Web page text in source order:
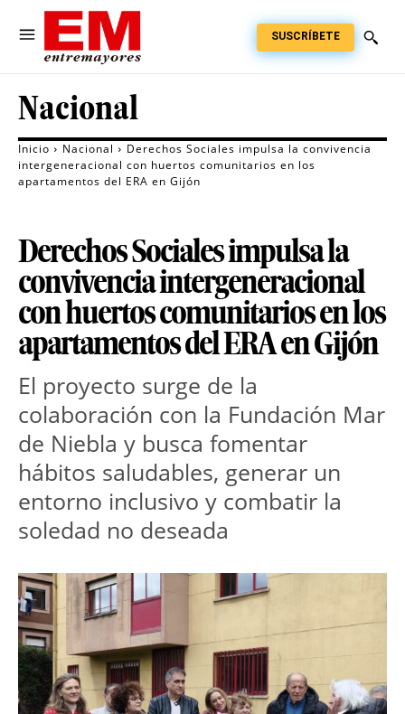
SUSCRÍBETE
Nacional
Inicio Nacional
Derechos Sociales impulsa la convivencia
intergeneracional con huertos comunitarios en los
apartamentos del ERA en Gijón
Derechos Sociales impulsa la
convivencia intergeneracional
con huertos comunitarios en los
apartamentos del ERA en Gijón
El proyecto surge de la
colaboración con la Fundación Mar
de Niebla y busca fomentar
hábitos saludables, generar un
entorno inclusivo y combatir la
soledad no deseada